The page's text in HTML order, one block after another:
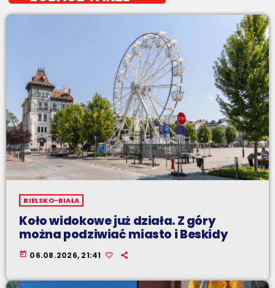
BIELSKO-BIAŁA
Koło widokowe już działa. Z góry
można podziwiać miasto i Beskidy
today 06.08.2026, 21:41